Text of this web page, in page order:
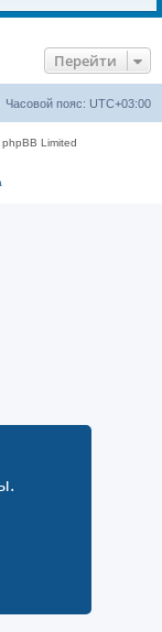
Перейти
Часовой пояс: UTC+03:00
Limited